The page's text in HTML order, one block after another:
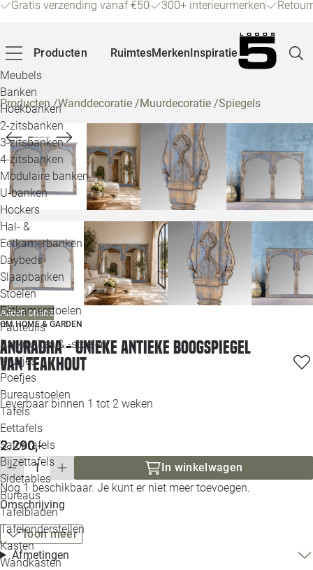
Gratis verzending vanaf €50 300+ interieurmerken
Producten
Meubels
Banken
Hoekbanken
2-zitsbanken
3-zitsbanken
4-zitsbanken
Modulaire banken
U-banken
Hockers
Hal- &
Eetkamerbanken
Daybeds
Slaapbanken
Stoelen
Eetkamerstoelen
Fauteuils
Barkrukken & -stoelen
Krukjes
Poefjes
Bureaustoelen
Tafels
Eettafels
Salontafels
Bijzettafels
Sidetables
Bureaus
Tafelbladen
Tafelonderstellen
Kasten
Wandkasten
RuimtesMerkenInspiratie
Producten/Wanddecoratie /Muurdecoratie /Spiegels
Alleen online
OM HOME & GARDEN
Anuradha - Unieke Antieke Boogspiegel
van Teakhout
Leverbaar binnen 1 tot 2 weken
2.290,-
In winkelwagen
Nog 1 beschikbaar. Je kunt er niet meer toevoegen.
Omschrijving
Toon meer
Afmetingen